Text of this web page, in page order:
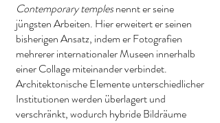
Contemporary templesnennt er seine
jüngsten Arbeiten. Hier erweitert er seinen
bisherigen Ansatz, indem er Fotografien
mehrerer internationaler Museen innerhalb
einer Collage miteinander verbindet.
Architektonische Elemente unterschiedlicher
Institutionen werden überlagert und
verschränkt, wodurch hybride Bildräume